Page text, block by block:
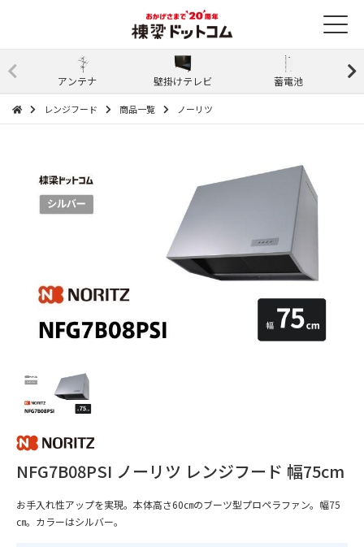
アンテナ 壁掛けテレビ 蓄電池
レンジフード 商品一覧 ノーリツ
NFG7B08PSI ノーリツ レンジフード 幅75cm
お手入れ性アップを実現。本体高さ60㎝のブーツ型プロペラファン。幅75
㎝。カラーはシルバー。